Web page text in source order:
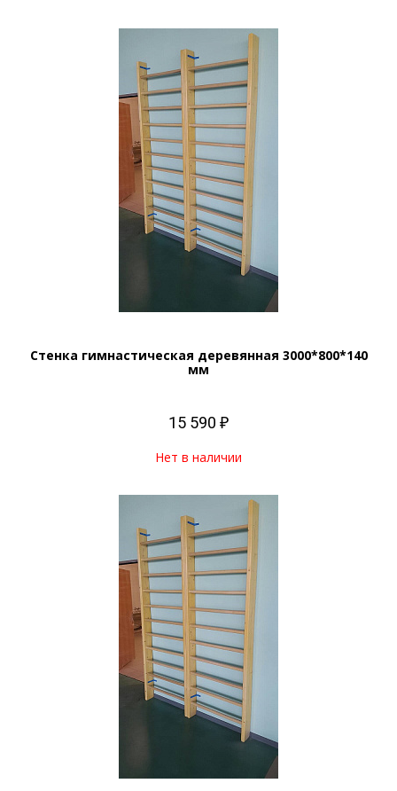
Стенка гимнастическая деревянная 3000*800*140
мм
15 590 ₽
Нет в наличии